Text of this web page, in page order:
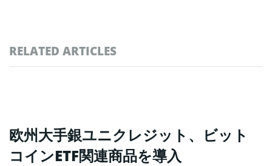
RELATED ARTICLES
欧州大手銀ユニクレジット、ビット
コインETF関連商品を導入